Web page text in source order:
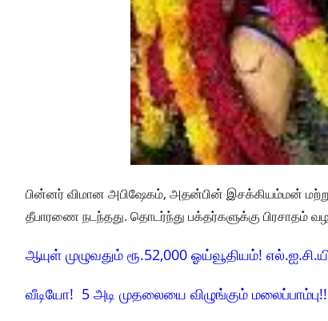
பின்னர் விமான அபிஷேகம், அதன்பின் இசக்கியம்மன் மற்றும்
தீபாரணை நடந்தது. தொடர்ந்து பக்தர்களுக்கு பிரசாதம்
ஆயுள் முழுவதும் ரூ.52,000 ஓய்வூதியம்!
வீடியோ! 5 அடி முதலையை விழுங்கும் மலைப்பாம்பு!!